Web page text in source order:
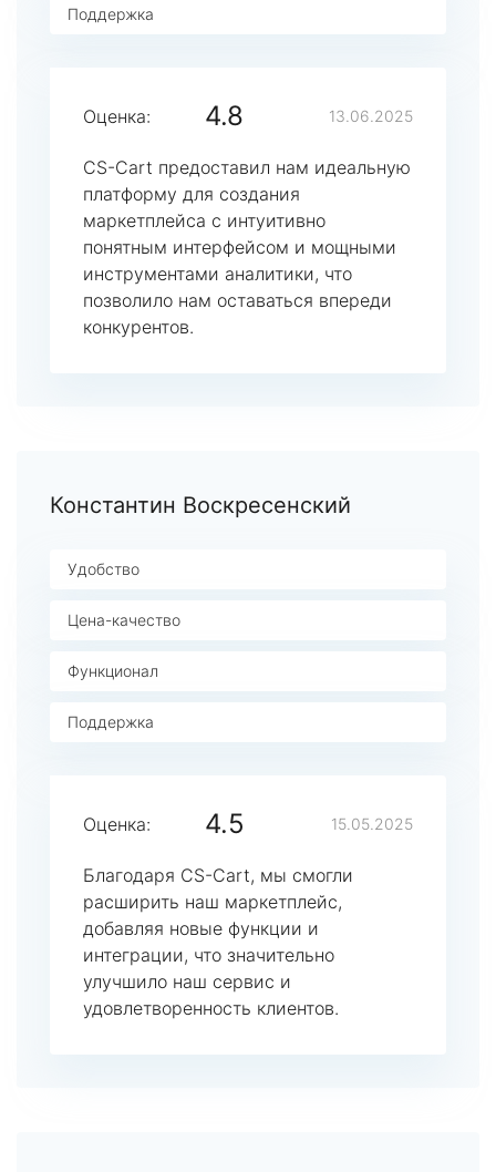
Поддержка
Оценка: 4.8 13.06.2025
CS-Cart предоставил нам идеальную
платформу для создания
маркетплейса с интуитивно
понятным интерфейсом и мощными
инструментами аналитики, что
позволило нам оставаться впереди
конкурентов.
Константин Воскресенский
Удобство
Цена-качество
Функционал
Поддержка
Оценка: 4.5 15.05.2025
Благодаря CS-Cart, мы смогли
расширить наш маркетплейс,
добавляя новые функции и
интеграции, что значительно
улучшило наш сервис и
удовлетворенность клиентов.